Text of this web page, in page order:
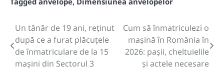
Post
navigation
Un tânăr de 19 ani, reținut
după ce a furat plăcuțele
de înmatriculare de la 15
mașini din Sectorul 3
Cum să înmatriculezi o
mașină în România în
2026: pașii, cheltuielile
și actele necesare